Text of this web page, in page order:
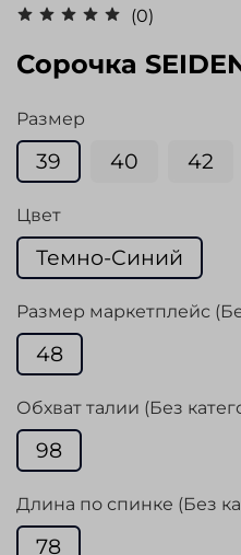
(0)
Сорочка
Размер
39 40 42
Цвет
Темно-Синий
Размер маркетплейс
48
Обхват талии (Без
98
Длина по спинке (Без
78